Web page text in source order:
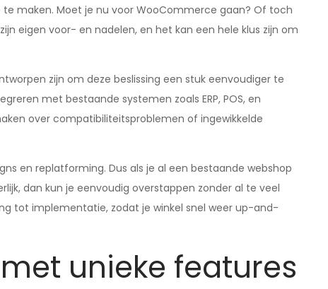
maken. Moet je nu voor WooCommerce gaan? Of toch
eigen voor- en nadelen, en het kan een hele klus zijn om
zijn om deze beslissing een stuk eenvoudiger te
met bestaande systemen zoals ERP, POS, en
over compatibiliteitsproblemen of ingewikkelde
en replatforming. Dus als je al een bestaande webshop
dan kun je eenvoudig overstappen zonder al te veel
tot implementatie, zodat je winkel snel weer up-and-
unieke features